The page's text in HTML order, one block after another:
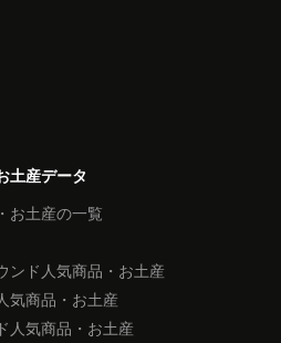
土産データ
お土産の一覧
ンド人気商品・お土産
気商品・お土産
人気商品・お土産